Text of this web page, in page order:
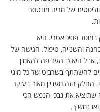
של מריה מונטסרי
בניו-יורק במוסד פסיכיאטרי. היא
והשנייה, טיפול. הגישה של
אבל היא כן העדיפה להאמין
להשתתף בשרבוט של כל מיני
הזה מעניין מאוד בעיקר
את נבכי הנפש הכי
נמשיך.